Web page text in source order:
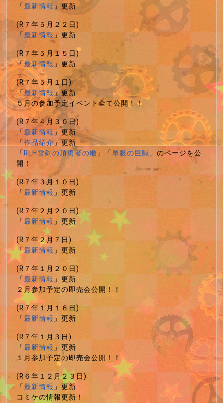
「最新情報」更新
(R７年５月２２日)
「最新情報」更新
(R７年５月１５日)
「最新情報」更新
(R７年５月１日)
「最新情報」更新
５月の参加予定イベント全て公開！！
(R７年４月３０日)
「最新情報」更新
「作品紹介」更新
「RLH雪剣の頂勇者の轍」「単眼の巨獣」のページを公
開！
(R７年３月１０日)
「最新情報」更新
(R７年２月２０日)
「最新情報」更新
(R７年２月７日)
「最新情報」更新
(R７年１月２０日)
「最新情報」更新
２月参加予定の即売会公開！！
(R７年１月１６日)
「最新情報」更新
(R７年１月３日)
「最新情報」更新
１月参加予定の即売会公開！！
(R６年１２月２３日)
「最新情報」更新
コミケの情報更新！